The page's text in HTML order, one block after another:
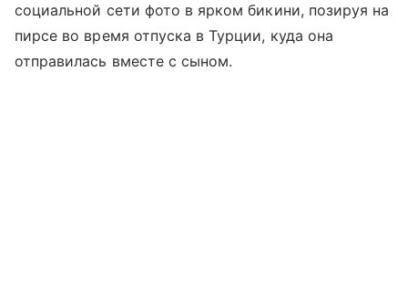
социальной сети фото в ярком бикини, позируя на
пирсе во время отпуска в Турции, куда она
отправилась вместе с сыном.